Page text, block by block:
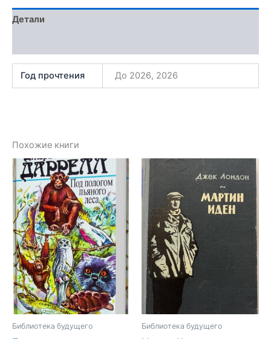
Детали
Год прочтения До 2026, 2026
Похожие книги
Библиотека будущего Библиотека будущего